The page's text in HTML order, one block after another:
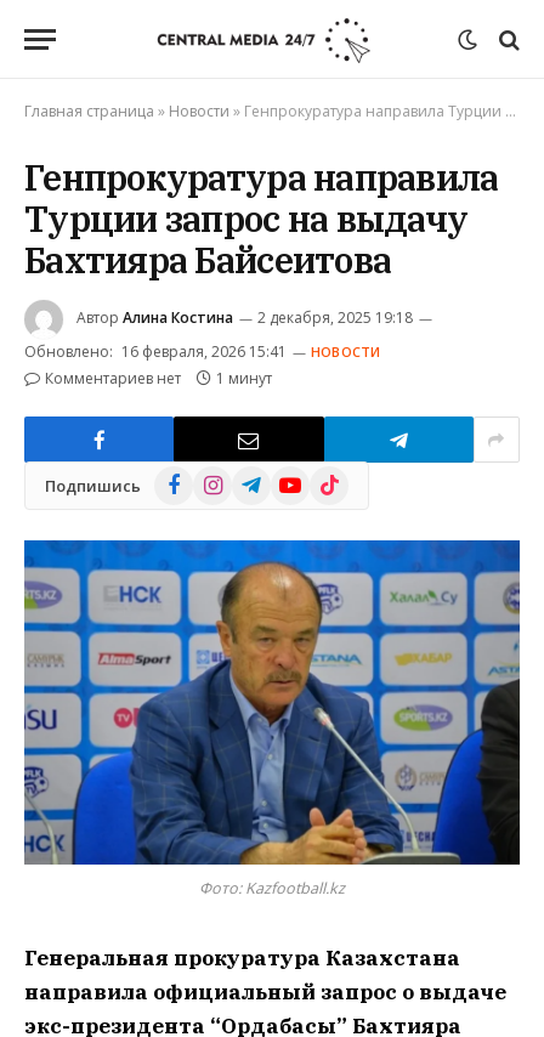
Главная страница » Новости » Генпрокуратура направила Турции запрос на выдачу Бахтияра Байсеитова
Генпрокуратура направила
Турции запрос на выдачу
Бахтияра Байсеитова
Автор Алина Костина
2 декабря, 2025 19:18
Обновлено: 16 февраля, 2026 15:41 НОВОСТИ
Комментариев нет 1 минут
Подпишись FacebookInstagramTelegramYouTube
TikTok
Фото: Kazfootball.kz
Генеральная прокуратура Казахстана
направила официальный запрос о выдаче
экс-президента “Ордабасы” Бахтияра